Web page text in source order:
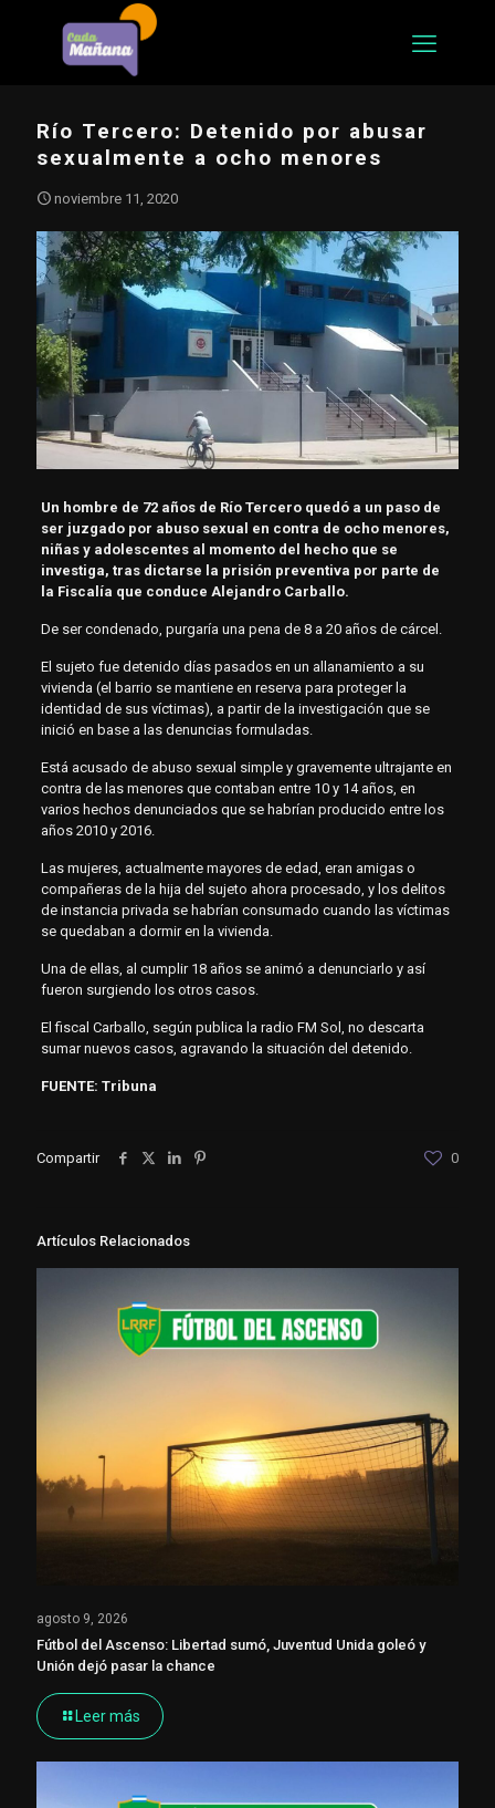
Río Tercero: Detenido por abusar
sexualmente a ocho menores
noviembre 11, 2020
Un hombre de 72 años de Río Tercero quedó a un paso de
ser juzgado por abuso sexual en contra de ocho menores,
niñas y adolescentes al momento del hecho que se
investiga, tras dictarse la prisión preventiva por parte de
la Fiscalía que conduce Alejandro Carballo.
De ser condenado, purgaría una pena de 8 a 20 años de cárcel.
El sujeto fue detenido días pasados en un allanamiento a su
vivienda (el barrio se mantiene en reserva para proteger la
identidad de sus víctimas), a partir de la investigación que se
inició en base a las denuncias formuladas.
Está acusado de abuso sexual simple y gravemente ultrajante en
contra de las menores que contaban entre 10 y 14 años, en
varios hechos denunciados que se habrían producido entre los
años 2010 y 2016.
Las mujeres, actualmente mayores de edad, eran amigas o
compañeras de la hija del sujeto ahora procesado, y los delitos
de instancia privada se habrían consumado cuando las víctimas
se quedaban a dormir en la vivienda.
Una de ellas, al cumplir 18 años se animó a denunciarlo y así
fueron surgiendo los otros casos.
El fiscal Carballo, según publica la radio FM Sol, no descarta
sumar nuevos casos, agravando la situación del detenido.
FUENTE: Tribuna
Compartir 0
Artículos Relacionados
agosto 9, 2026
Fútbol del Ascenso: Libertad sumó, Juventud Unida goleó y
Unión dejó pasar la chance
Leer más